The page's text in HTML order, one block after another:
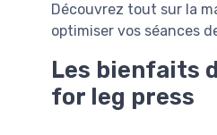
Découvrez tout sur la
optimiser vos séances
Les bienfaits
for leg press